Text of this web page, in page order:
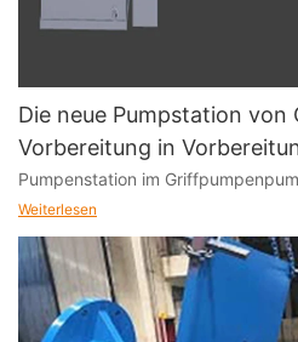
Die neue Pumpstation von
Vorbereitung in
Pumpenstation im
Weiterlesen